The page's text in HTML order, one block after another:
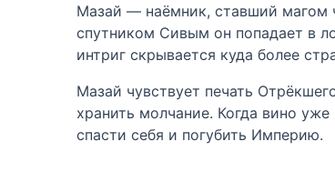
Мазай — наёмник, ставший магом
спутником Сивым он попадает в
интриг скрывается куда более
Мазай чувствует печать
хранить молчание. Когда вино
спасти себя и погубить Империю.